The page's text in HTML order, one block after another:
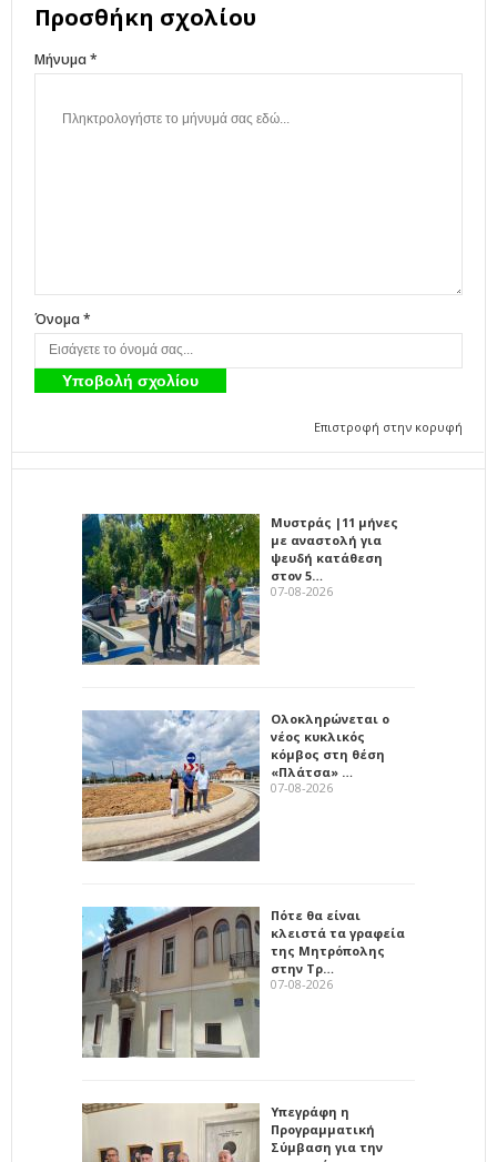
Προσθήκη σχολίου
Μήνυμα *
Όνομα *
Επιστροφή στην κορυφή
Μυστράς |11 μήνες
με αναστολή για
ψευδή κατάθεση
στον 5…
07-08-2026
Ολοκληρώνεται ο
νέος κυκλικός
κόμβος στη θέση
«Πλάτσα» …
07-08-2026
Πότε θα είναι
κλειστά τα γραφεία
της Μητρόπολης
στην Τρ…
07-08-2026
Υπεγράφη η
Προγραμματική
Σύμβαση για την